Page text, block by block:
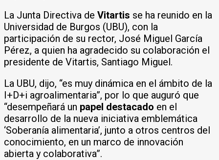
La Junta Directiva de Vitartis se ha reunido en la
Universidad de Burgos (UBU), con la
participación de su rector, José Miguel García
Pérez, a quien ha agradecido su colaboración el
presidente de Vitartis, Santiago Miguel.
La UBU, dijo, “es muy dinámica en el ámbito de la
I+D+i agroalimentaria”, por lo que auguró que
“desempeñará un papel destacado en el
desarrollo de la nueva iniciativa emblemática
‘Soberanía alimentaria’, junto a otros centros del
conocimiento, en un marco de innovación
abierta y colaborativa”.